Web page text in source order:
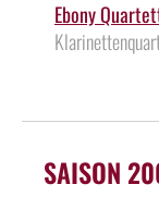
Ebony
SAISON